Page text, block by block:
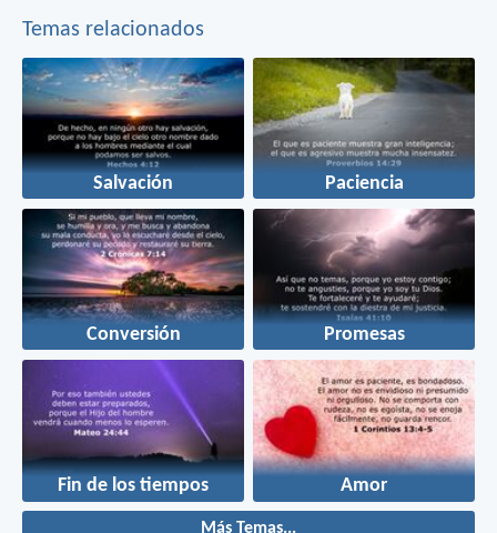
Temas relacionados
Salvación Paciencia
Conversión Promesas
Fin de los tiempos Amor
Más Temas...